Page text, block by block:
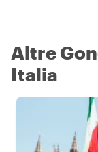
Altre
Italia